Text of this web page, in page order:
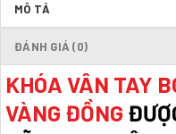
MÔ TẢ
ĐÁNH GIÁ (0)
KHÓA VÂN TAY
VÀNG ĐỒNG